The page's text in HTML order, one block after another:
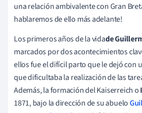
una relación ambivalente con Gran
hablaremos de ello más adelante!
Los primeros años de la vidade
marcados por dos acontecimientos
ellos fue el difícil parto que le dejó con
que dificultaba la realización de las
Además, la formación del Kaiserreich o
1871, bajo la dirección de su abuelo